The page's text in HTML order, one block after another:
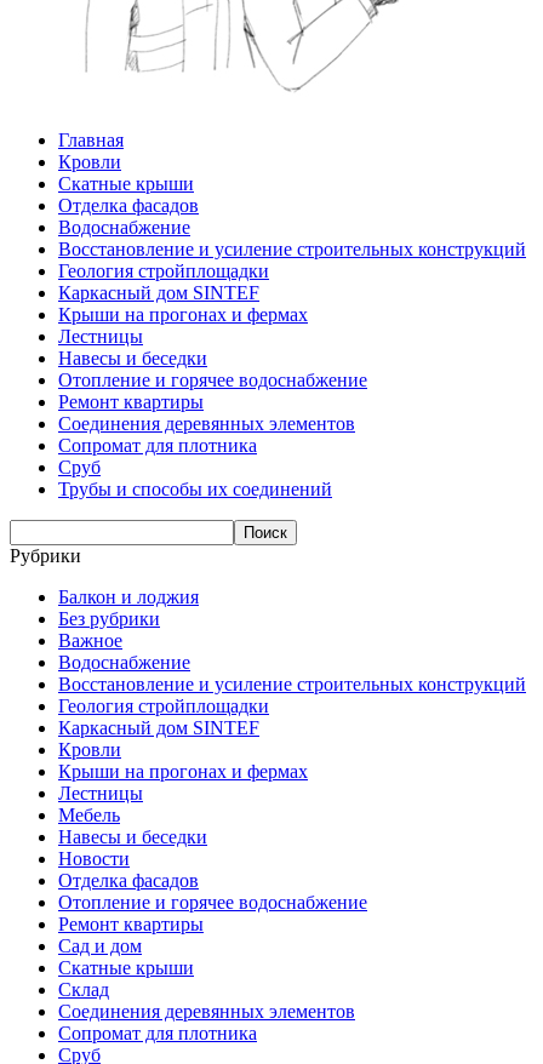
Главная
Кровли
Скатные крыши
Отделка фасадов
Водоснабжение
Восстановление и усиление строительных конструкций
Геология стройплощадки
Каркасный дом SINTEF
Крыши на прогонах и фермах
Лестницы
Навесы и беседки
Отопление и горячее водоснабжение
Ремонт квартиры
Соединения деревянных элементов
Сопромат для плотника
Сруб
Трубы и способы их соединений
Рубрики
Балкон и лоджия
Без рубрики
Важное
Водоснабжение
Восстановление и усиление строительных конструкций
Геология стройплощадки
Каркасный дом SINTEF
Кровли
Крыши на прогонах и фермах
Лестницы
Мебель
Навесы и беседки
Новости
Отделка фасадов
Отопление и горячее водоснабжение
Ремонт квартиры
Сад и дом
Скатные крыши
Склад
Соединения деревянных элементов
Сопромат для плотника
Сруб